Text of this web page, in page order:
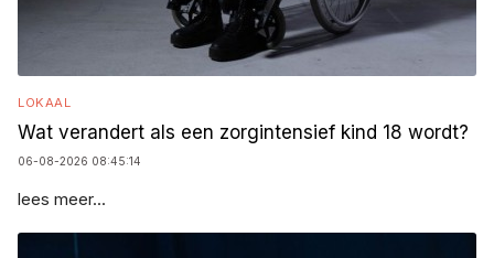
LOKAAL
Wat verandert als een zorgintensief kind 18 wordt?
06-08-2026 08:45:14
lees meer...